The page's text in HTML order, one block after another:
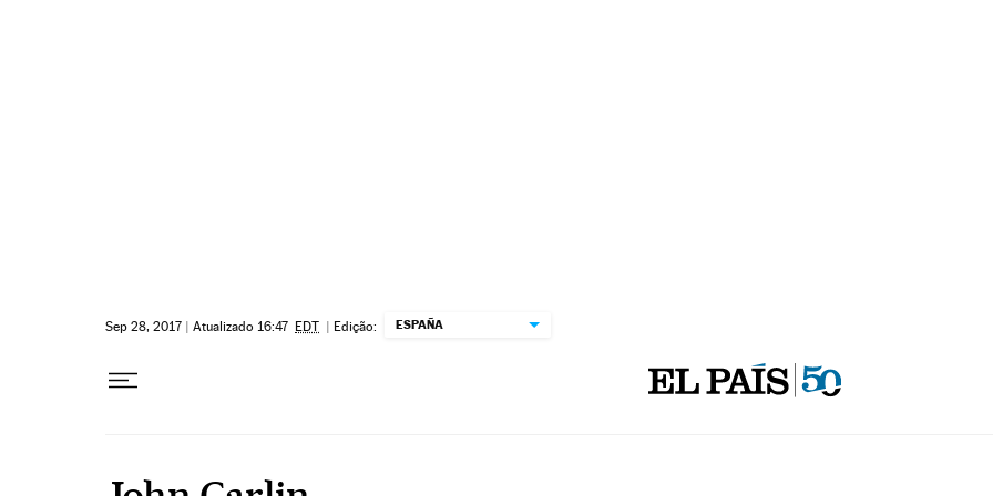
Sep 28, 2017 | Atualizado 16:47 EDT | Edição: ESPAÑA